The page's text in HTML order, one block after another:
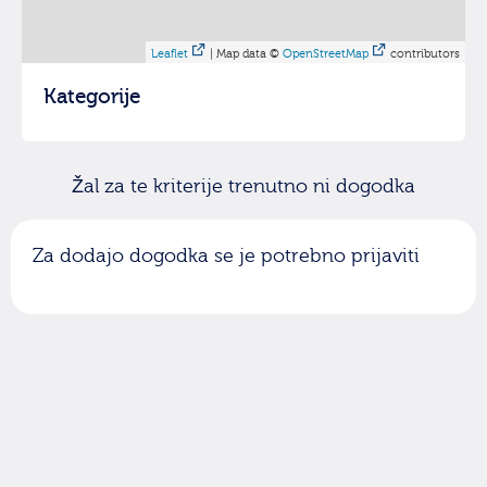
Leaflet | Map data © OpenStreetMap contributors
Kategorije
Žal za te kriterije trenutno ni dogodka
Za dodajo dogodka se je potrebno prijaviti